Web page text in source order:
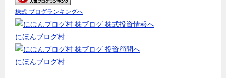
株式 ブログランキングへ
にほんブログ村
にほんブログ村